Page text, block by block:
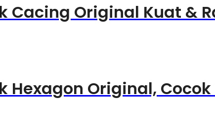
Cacing Original Kuat &
Hexagon Original,